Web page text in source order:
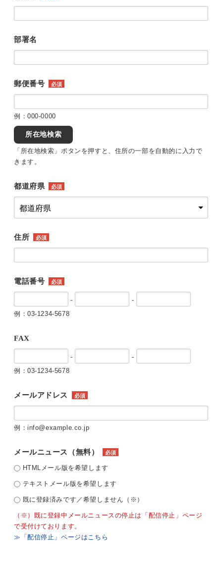
部署名
郵便番号 必須
例：000-0000
所在地検索
「所在地検索」ボタンを押すと、住所の一部を自動的に入力で
きます。
都道府県 必須
住所 必須
電話番号 必須
-
-
例：03-1234-5678
FAX
-
-
例：03-1234-5678
メールアドレス 必須
例：info@example.co.jp
メールニュース（無料） 必須
HTMLメール版を希望します
テキストメール版を希望します
既に登録済みです／希望しません（※）
（※）既に登録中メールニュースの停止は「配信停止」ページ
で受付けております。
≫「配信停止」ページはこちら